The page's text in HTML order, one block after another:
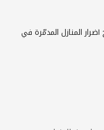
المنازل المدمّرة في